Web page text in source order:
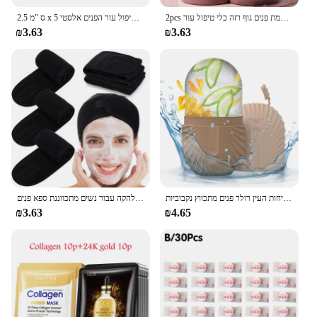
₪3.63
2pcs פנים רולר מעסה גושה לוח שרפים קמטים מסיר עיסוי רולר עבור הרמת פנים גוף רזה כלי טיפול עור
₪3.63
₪3.63
קרח פרצוף קרח הקרח קוביית יופי עיסוי קרח סיליקון עובש עבור נפיחות העין רולר פנים מתכווץ נקבוביות
₪4.65